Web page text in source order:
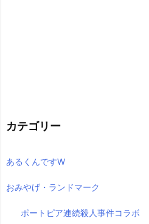
カテゴリー
あるくんですW
おみやげ・ランドマーク
ポートピア連続殺人事件コラボ